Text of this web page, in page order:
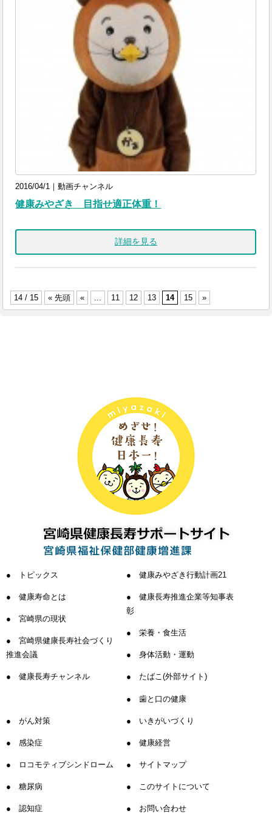
2016/04/1｜動画チャンネル
健康みやざき 目指せ適正体重！
詳細を見る
14 / 15 « 先頭 « ... 11 12 13 14 15 »
トピックス
健康寿命とは
宮崎県の現状
宮崎県健康長寿社会づくり
推進会議
健康長寿チャンネル
健康みやざき行動計画21
健康長寿推進企業等知事表
彰
栄養・食生活
身体活動・運動
たばこ(外部サイト)
歯と口の健康
がん対策
感染症
ロコモティブシンドローム
糖尿病
認知症
いきがいづくり
健康経営
サイトマップ
このサイトについて
お問い合わせ